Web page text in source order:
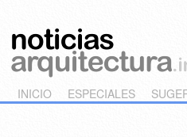
Main menu
Skip to primary content
Skip to secondary content
INICIO ESPECIALES